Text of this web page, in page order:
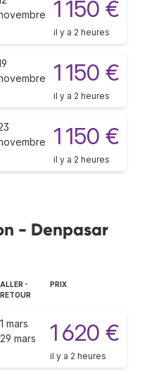
1 150 €
il y a 2 heures
1 150 €
il y a 2 heures
1 150 €
il y a 2 heures
- Denpasar
ALLER -
RETOUR
PRIX
1 mars
29 mars
1 620 €
il y a 2 heures